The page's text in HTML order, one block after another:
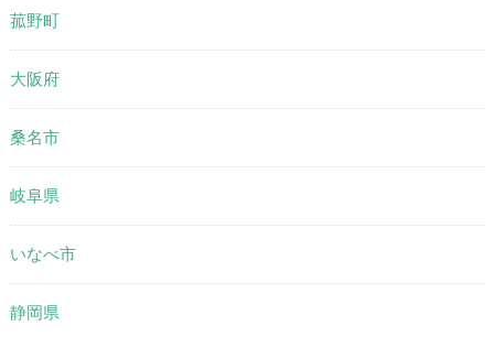
菰野町
大阪府
桑名市
岐阜県
いなべ市
静岡県